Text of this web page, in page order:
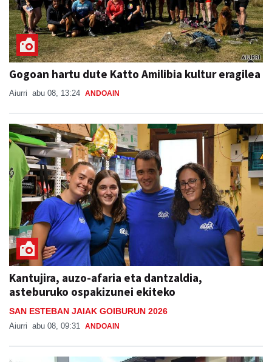
Gogoan hartu dute Katto Amilibia kultur eragilea
Aiurri abu 08, 13:24 ANDOAIN
Kantujira, auzo-afaria eta dantzaldia,
asteburuko ospakizunei ekiteko
SAN ESTEBAN JAIAK GOIBURUN 2026
Aiurri abu 08, 09:31 ANDOAIN